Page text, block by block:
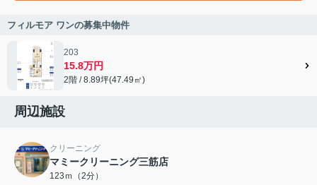
フィルモア ワンの募集中物件
203
15.8万円
2階 / 8.89坪(47.49㎡)
周辺施設
クリーニング
マミークリーニング三筋店
123ｍ（2分）